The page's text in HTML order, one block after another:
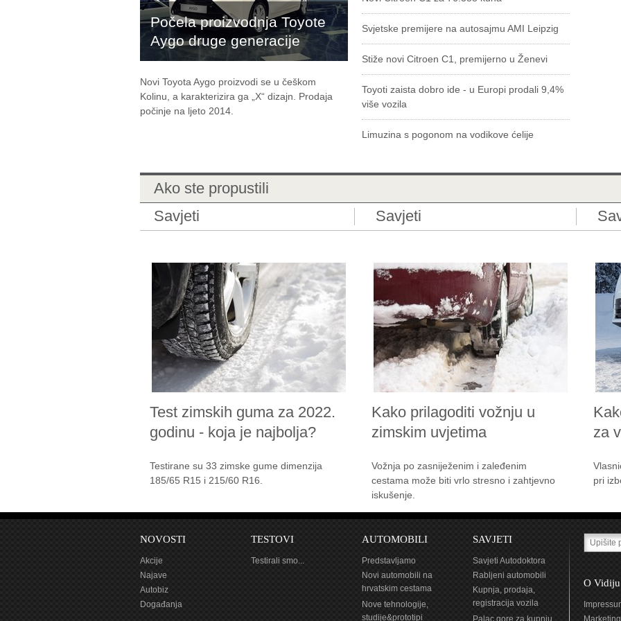
Počela proizvodnja Toyote
Aygo druge generacije
Novi Toyota Aygo proizvodi se u češkom
Kolinu, a karakterizira ga „X“ dizajn. Prodaja
počinje na ljeto 2014.
Svjetske premijere na autosajmu AMI Leipzig
Stiže novi Citroen C1, premijerno u Ženevi
Toyoti zaista dobro ide - u Europi prodali 9,4%
više vozila
Limuzina s pogonom na vodikove ćelije
Ako ste propustili
Savjeti
Savjeti
Test zimskih guma za 2022.
godinu - koja je najbolja?
Testirane su 33 zimske gume dimenzija
185/65 R15 i 215/60 R16.
Kako prilagoditi vožnju u
zimskim uvjetima
Vožnja po zasniježenim i zaleđenim
cestama može biti vrlo stresno i zahtjevno
iskušenje.
za
pri
NOVOSTI
Akcije
Najave
Autobiz
Događanja
TESTOVI
Testirali smo...
AUTOMOBILI
Predstavljamo
Novi automobili na
hrvatskim cestama
Nove tehnologije,
studije&prototipi
SAVJETI
Savjeti Autodoktora
Rabljeni automobili
Kupnja, prodaja,
registracija vozila
Palac gore za kupnju
O Vidiju
Marketing